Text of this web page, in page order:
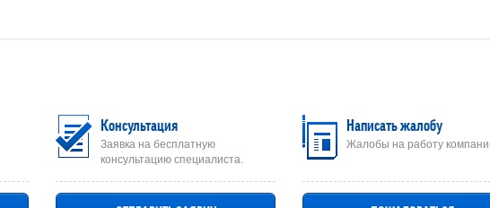
Консультация
Заявка на бесплатную
консультацию специалиста.
Написать жалобу
Жалобы на работу